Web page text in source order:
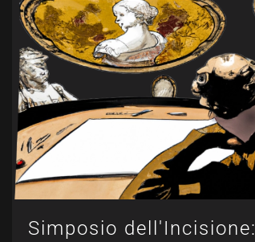
Simposio dell'Incisione: